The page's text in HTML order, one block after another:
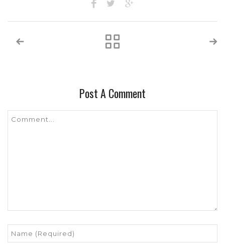
Post A Comment